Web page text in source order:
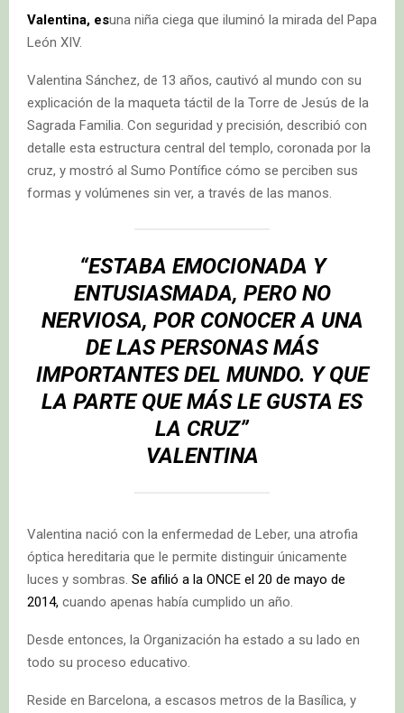
Valentina, esuna niña ciega que iluminó la mirada del Papa
León XIV.
Valentina Sánchez, de 13 años, cautivó al mundo con su
explicación de la maqueta táctil de la Torre de Jesús de la
Sagrada Familia. Con seguridad y precisión, describió con
detalle esta estructura central del templo, coronada por la
cruz, y mostró al Sumo Pontífice cómo se perciben sus
formas y volúmenes sin ver, a través de las manos.
“ESTABA EMOCIONADA Y
ENTUSIASMADA, PERO NO
NERVIOSA, POR CONOCER A UNA
DE LAS PERSONAS MÁS
IMPORTANTES DEL MUNDO. Y QUE
LA PARTE QUE MÁS LE GUSTA ES
LA CRUZ”
VALENTINA
Valentina nació con la enfermedad de Leber, una atrofia
óptica hereditaria que le permite distinguir únicamente
luces y sombras. Se afilió a la ONCE el 20 de mayo de
2014, cuando apenas había cumplido un año.
Desde entonces, la Organización ha estado a su lado en
todo su proceso educativo.
Reside en Barcelona, a escasos metros de la Basílica, y